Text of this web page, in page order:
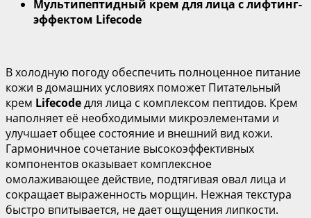
Мультипептидный крем для лица с лифтинг-
эффектом Lifecode
В холодную погоду обеспечить полноценное питание
кожи в домашних условиях поможет Питательный
крем Lifecodeдля лица с комплексом пептидов. Крем
наполняет её необходимыми микроэлементами и
улучшает общее состояние и внешний вид кожи.
Гармоничное сочетание высокоэффективных
компонентов оказывает комплексное
омолаживающее действие, подтягивая овал лица и
сокращает выраженность морщин. Нежная текстура
быстро впитывается, не дает ощущения липкости.